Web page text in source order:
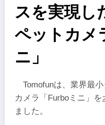
スを実現し
ペットカメ
ニ」
Tomofunは、業界最
カメラ「Furboミニ」を
ました。